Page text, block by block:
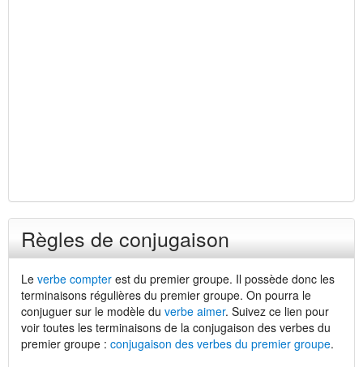
Règles de conjugaison
Le verbe compter est du premier groupe. Il possède donc les
terminaisons régulières du premier groupe. On pourra le
conjuguer sur le modèle du verbe aimer. Suivez ce lien pour
voir toutes les terminaisons de la conjugaison des verbes du
premier groupe : conjugaison des verbes du premier groupe.